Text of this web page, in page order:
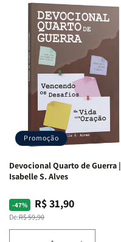
Promoção
Devocional Quarto de Guerra |
Isabelle S. Alves
-47%
Preço
normal
De:R$ 59,90
Preço
promocional
R$ 31,90